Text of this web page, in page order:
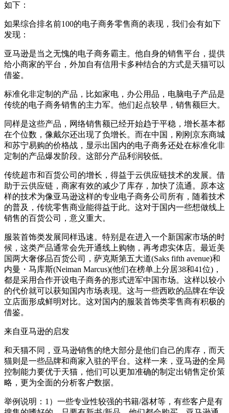
如下：
如果综合排名前100的电子商务零售商的表现，我们会有如下
发现：
亚马逊是当之无愧的电子商务霸主。他自身的销售平台，提供
给小商家的平台，外加自有信用卡多种结合的方式是天猫可以
借鉴。
标准化非定制的产品，比如家电，办公用品，电脑电子产品是
传统的电子商务销售的主力军。他们起点较早，销售额巨大。
同样是这些产品，网络销售额已经开始趋于平稳，增长基本都
在个位数，像戴尔还出现了负增长。而在中国，刚刚京东商城
和苏宁易购的价格战，显示出国内的电子商务还处在标准化非
定制的产品爆发阶段。这部分产品利润较低。
传统超市和百货公司的增长，得益于云供应链技术的发展。借
助于云供应链，商家有效的减少了库存，加快了流通。原本这
样的技术为像亚马逊这样的专业电子商务公司所有，随着技术
的普及，传统零售商业能得益于此。这对于国内一些想做线上
销售的百货公司，意义重大。
服装首饰类发展同样迅速。特别是在进入一个新国家市场的时
候，这类产品通常会先开通线上购物，再考虑实体店。最近美
国两大奢侈品百货公司，萨克斯第五大道(Saks fifth avenue)和
内曼・马库斯(Neiman Marcus)(他们在榜单上分居38和41位)，
都是采用合作开设电子商务的形式进军中国市场。这样以较小
的代价就可以获知国内市场表现。这与一些西欧的品牌在华设
立店面形成鲜明对比。这对国内的服装首饰类零售商有积极的
借鉴。
来自亚马逊的启发
和天猫不同，亚马逊销售的绝大部分是他们自己的库存，而天
猫则是一些品牌和商家入驻的平台。这样一来，亚马逊的全局
控制能力要优于天猫，他们可以更加准确的制定出销售定价策
略，更为全面的分析客户数据。
举例说明：1）一些专业性较强的书籍/器材等，有些客户是有